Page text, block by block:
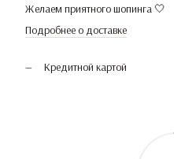
Желаем приятного шопинга 🤍
Подробнее о доставке
Кредитной картой